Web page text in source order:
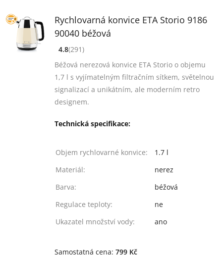
Rychlovarná konvice ETA Storio 9186
90040 béžová
[common_new:review_aria]
([common_new:rating_count] 291)
4.8
z 5
4.8(291)
Béžová nerezová konvice ETA Storio o objemu
1,7 l s vyjímatelným filtračním sítkem, světelnou
signalizací a unikátním, ale moderním retro
designem.
Technická specifikace:
Objem rychlovarné konvice:
1.7 l
Materiál:
nerez
Barva:
béžová
Regulace teploty:
ne
Ukazatel množství vody:
ano
Samostatná cena: 799 Kč